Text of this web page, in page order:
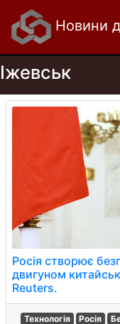
Новини
Іжевськ
Росія створює
двигуном
Reuters.
Технологія Росія